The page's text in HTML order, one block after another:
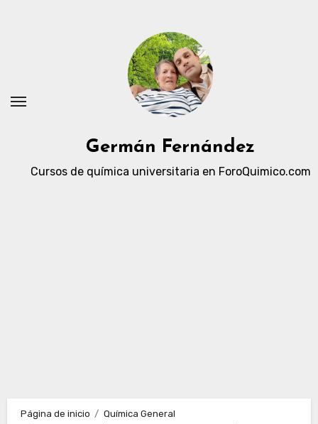
Germán Fernández
Cursos de química universitaria en ForoQuimico.com
Página de inicio
Química General